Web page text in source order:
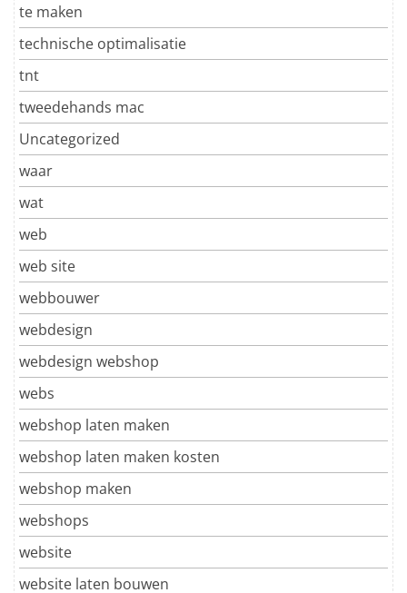
te maken
technische optimalisatie
tnt
tweedehands mac
Uncategorized
waar
wat
web
web site
webbouwer
webdesign
webdesign webshop
webs
webshop laten maken
webshop laten maken kosten
webshop maken
webshops
website
website laten bouwen